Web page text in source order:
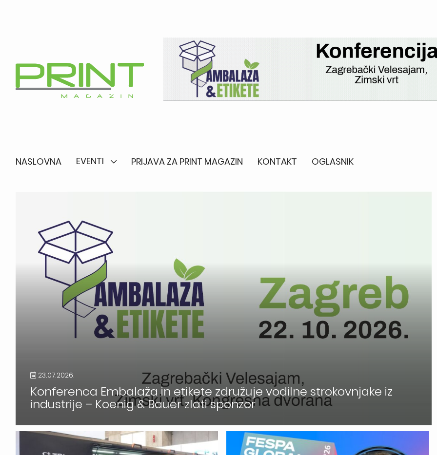
NASLOVNA EVENTI PRIJAVA ZA PRINT MAGAZIN KONTAKT OGLASNIK
23.07.2026.
Konferenca Embalaža in etikete združuje vodilne strokovnjake iz
industrije – Koenig & Bauer zlati sponzor